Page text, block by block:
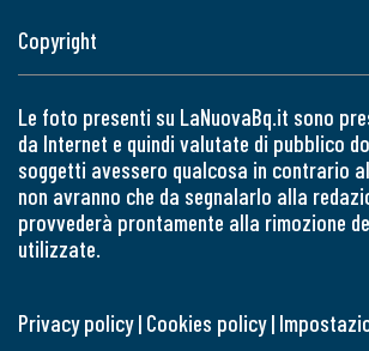
Copyright
Le foto presenti su LaNuovaBq.it sono
da Internet e quindi valutate di pubblico
soggetti avessero qualcosa in contrario
non avranno che da segnalarlo alla
provvederà prontamente alla rimozione
utilizzate.
Privacy policy| Cookies policy|